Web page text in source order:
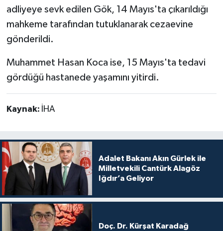
adliyeye sevk edilen Gök, 14 Mayıs'ta çıkarıldığı
mahkeme tarafından tutuklanarak cezaevine
gönderildi.
Muhammet Hasan Koca ise, 15 Mayıs'ta tedavi
gördüğü hastanede yaşamını yitirdi.
Kaynak: İHA
Adalet Bakanı Akın Gürlek ile
Milletvekili Cantürk Alagöz
Iğdır’a Geliyor
Doç. Dr. Kürşat Karadağ